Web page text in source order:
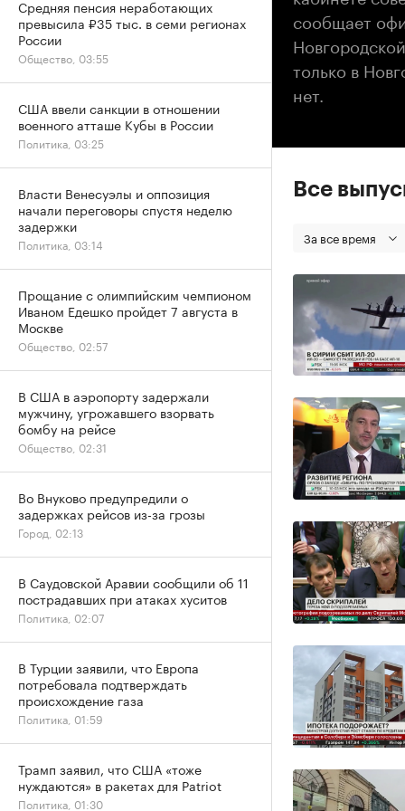
сообщает
только в
нет.
Все
За все время
Средняя пенсия неработающих
превысила ₽35 тыс. в семи регионах
России
Общество, 03:55
США ввели санкции в отношении
военного атташе Кубы в России
Политика, 03:25
Власти Венесуэлы и оппозиция
начали переговоры спустя неделю
задержки
Политика, 03:14
Прощание с олимпийским чемпионом
Иваном Едешко пройдет 7 августа в
Москве
Общество, 02:57
В США в аэропорту задержали
мужчину, угрожавшего взорвать
бомбу на рейсе
Общество, 02:31
Во Внуково предупредили о
задержках рейсов из-за грозы
Город, 02:13
В Саудовской Аравии сообщили об 11
пострадавших при атаках хуситов
Политика, 02:07
В Турции заявили, что Европа
потребовала подтверждать
происхождение газа
Политика, 01:59
Трамп заявил, что США «тоже
нуждаются» в ракетах для Patriot
Политика, 01:30